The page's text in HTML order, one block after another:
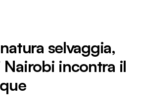
selvaggia,
Nairobi incontra il